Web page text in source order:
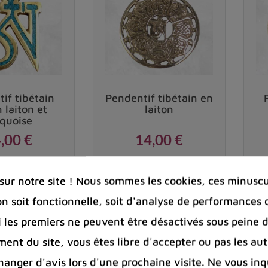
Vrai pendentif tibétain amulette ghau
tibétain
laiton et
Prix
€
shopping_cart  favorite_border
Pendentif tibétain en
laiton
Prix
14,00 €
shopping_cart  favorite_border
notre site ! Nous sommes les cookies, ces
soit fonctionnelle, soit d'analyse de performances
les premiers ne peuvent être désactivés sous peine
du site, vous êtes libre d'accepter ou pas les
d'avis lors d'une prochaine visite. Ne vous